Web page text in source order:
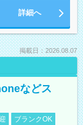
詳細へ
掲載日：2026.08.07
などス
ブランクOK